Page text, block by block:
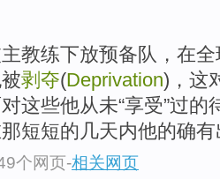
教练下放预备队，在
剥夺(Deprivation)，这
这些他从未“享受”过
短短的几天内他的确
个网页-相关网页